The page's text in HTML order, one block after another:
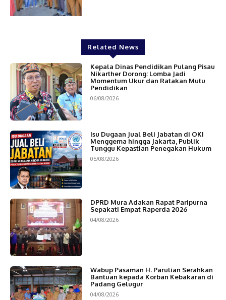
Related News
Kepala Dinas Pendidikan Pulang Pisau
Nikarther Dorong: Lomba Jadi
Momentum Ukur dan Ratakan Mutu
Pendidikan
06/08/2026
Isu Dugaan Jual Beli Jabatan di OKI
Menggema hingga Jakarta, Publik
Tunggu Kepastian Penegakan Hukum
05/08/2026
DPRD Mura Adakan Rapat Paripurna
Sepakati Empat Raperda 2026
04/08/2026
Wabup Pasaman H. Parulian Serahkan
Bantuan kepada Korban Kebakaran di
Padang Gelugur
04/08/2026